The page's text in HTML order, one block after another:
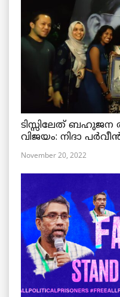
ടിസ്സിലേത് ബഹുജന
വിജയം: നിദാ
November 20, 2022